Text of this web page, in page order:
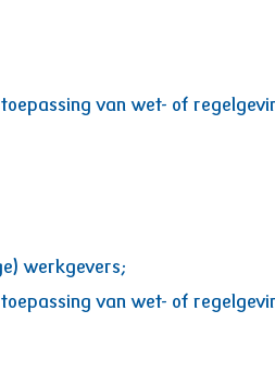
van wet- of
werkgevers;
van wet- of